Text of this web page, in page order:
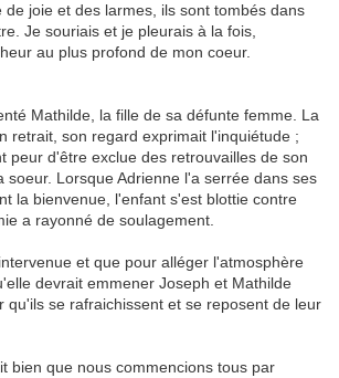
de joie et des larmes, ils sont tombés dans
Je souriais et je pleurais à la fois,
au plus profond de mon coeur.
Mathilde, la fille de sa défunte femme. La
retrait, son regard exprimait l'inquiétude ;
peur d'être exclue des retrouvailles de son
soeur. Lorsque Adrienne l'a serrée dans ses
la bienvenue, l'enfant s'est blottie contre
a rayonné de soulagement.
et que pour alléger l'atmosphère
devrait emmener Joseph et Mathilde
qu'ils se rafraichissent et se reposent de leur
bien que nous commencions tous par